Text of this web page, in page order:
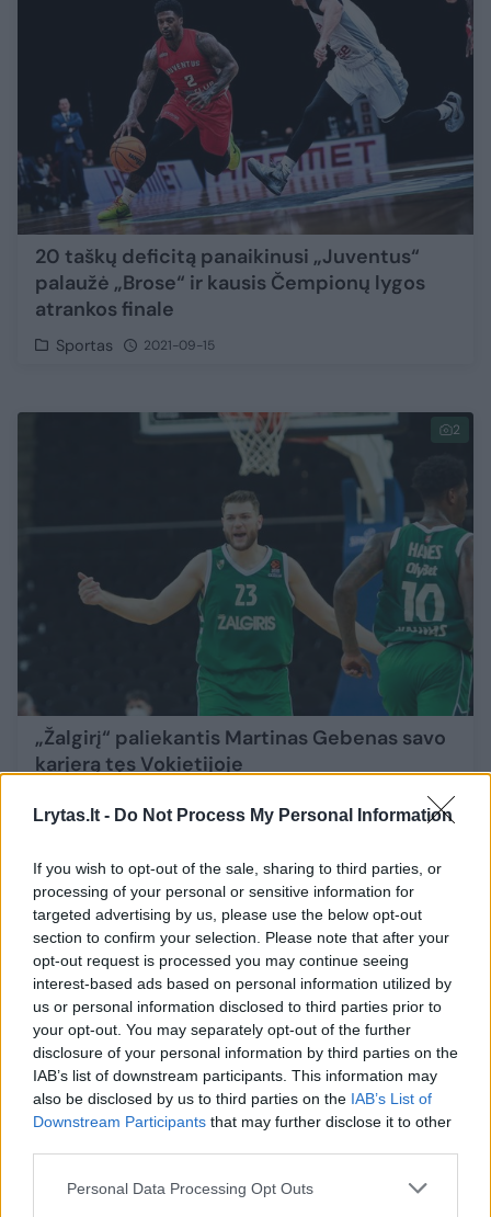
Lrytas.lt - Do Not Process My Personal Information
If you wish to opt-out of the sale, sharing to third parties, or
processing of your personal or sensitive information for
targeted advertising by us, please use the below opt-out
section to confirm your selection. Please note that after your
opt-out request is processed you may continue seeing
interest-based ads based on personal information utilized by
us or personal information disclosed to third parties prior to
your opt-out. You may separately opt-out of the further
disclosure of your personal information by third parties on the
IAB’s list of downstream participants. This information may
also be disclosed by us to third parties on the IAB’s List of
Downstream Participants that may further disclose it to other
Personal Data Processing Opt Outs
20 taškų deficitą panaikinusi „Juventus“
palaužė „Brose“ ir kausis Čempionų lygos
atrankos finale
Sportas 2021-09-15
2
„Žalgirį“ paliekantis Martinas Gebenas savo
karjerą tęs Vokietijoje
atkakliausią Vokietijos ketvirtfinalio serijų